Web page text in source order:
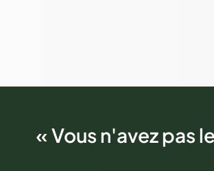
« Vous n'avez pas